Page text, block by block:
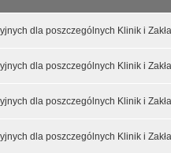
dla poszczególnych Klinik i
dla poszczególnych Klinik i
dla poszczególnych Klinik i
dla poszczególnych Klinik i